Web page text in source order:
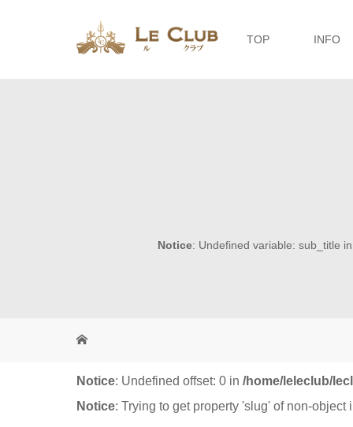
TOP INFO
Notice: Undefined variable: sub_title
Notice: Undefined offset: 0 in /home/leleclub/
Notice: Trying to get property 'slug' of non-object